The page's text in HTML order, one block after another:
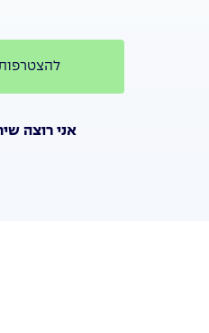
להצטרפות
אני רוצה